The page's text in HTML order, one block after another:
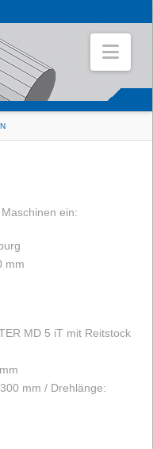
ein:
mm
MD 5 iT mit Reitstock
mm / Drehlänge: